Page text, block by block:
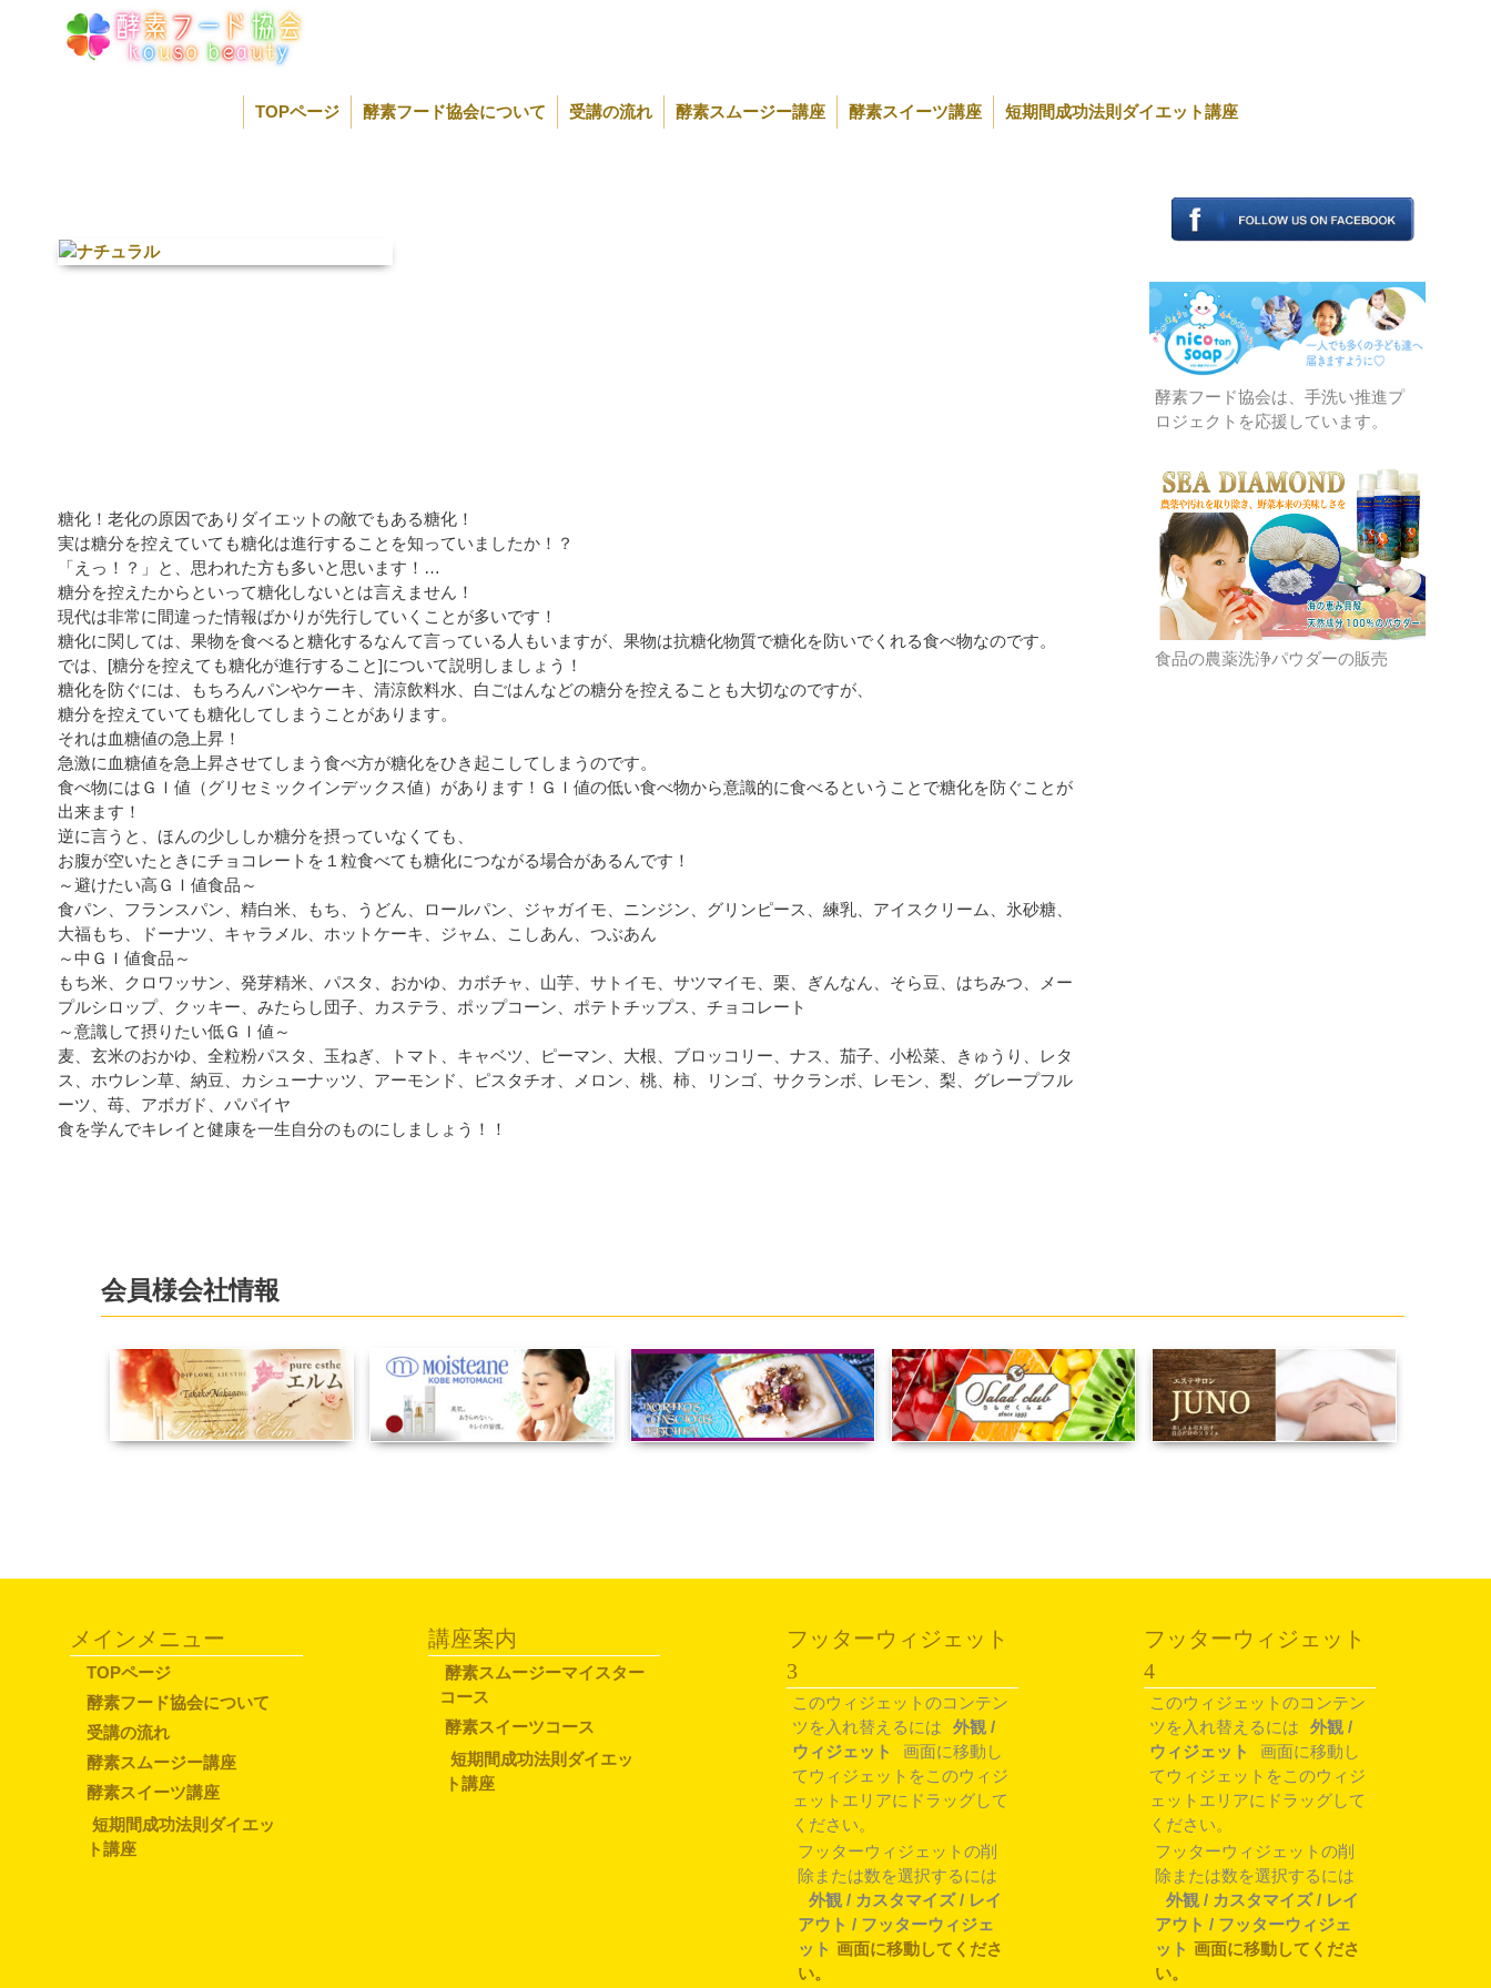
TOPページ 酵素フード協会について 受講の流れ 酵素スムージー講座 酵素スイーツ講座 短期間成功法則ダイエット講座
糖化！老化の原因でありダイエットの敵でもある糖化！
実は糖分を控えていても糖化は進行することを知っていましたか！？
「えっ！？」と、思われた方も多いと思います！…
糖分を控えたからといって糖化しないとは言えません！
現代は非常に間違った情報ばかりが先行していくことが多いです！
糖化に関しては、果物を食べると糖化するなんて言っている人もいますが、果物は抗糖化物質で糖化を防いでくれる食べ物なのです。
では、[糖分を控えても糖化が進行すること]について説明しましょう！
糖化を防ぐには、もちろんパンやケーキ、清涼飲料水、白ごはんなどの糖分を控えることも大切なのですが、
糖分を控えていても糖化してしまうことがあります。
それは血糖値の急上昇！
急激に血糖値を急上昇させてしまう食べ方が糖化をひき起こしてしまうのです。
食べ物にはＧＩ値（グリセミックインデックス値）があります！ＧＩ値の低い食べ物から意識的に食べるということで糖化を防ぐことが
出来ます！
逆に言うと、ほんの少ししか糖分を摂っていなくても、
お腹が空いたときにチョコレートを１粒食べても糖化につながる場合があるんです！
～避けたい高ＧＩ値食品～
食パン、フランスパン、精白米、もち、うどん、ロールパン、ジャガイモ、ニンジン、グリンピース、練乳、アイスクリーム、氷砂糖、
大福もち、ドーナツ、キャラメル、ホットケーキ、ジャム、こしあん、つぶあん
～中ＧＩ値食品～
もち米、クロワッサン、発芽精米、パスタ、おかゆ、カボチャ、山芋、サトイモ、サツマイモ、栗、ぎんなん、そら豆、はちみつ、メー
プルシロップ、クッキー、みたらし団子、カステラ、ポップコーン、ポテトチップス、チョコレート
～意識して摂りたい低ＧＩ値～
麦、玄米のおかゆ、全粒粉パスタ、玉ねぎ、トマト、キャベツ、ピーマン、大根、ブロッコリー、ナス、茄子、小松菜、きゅうり、レタ
ス、ホウレン草、納豆、カシューナッツ、アーモンド、ピスタチオ、メロン、桃、柿、リンゴ、サクランボ、レモン、梨、グレープフル
ーツ、苺、アボガド、パパイヤ
食を学んでキレイと健康を一生自分のものにしましょう！！
酵素フード協会は、手洗い推進プ
ロジェクトを応援しています。
食品の農薬洗浄パウダーの販売
会員様会社情報
メインメニュー
TOPページ
酵素フード協会について
受講の流れ
酵素スムージー講座
酵素スイーツ講座
短期間成功法則ダイエッ
ト講座
講座案内
酵素スムージーマイスター
コース
酵素スイーツコース
短期間成功法則ダイエッ
ト講座
フッターウィジェット
3
このウィジェットのコンテン
ツを入れ替えるには
外観 /
ウィジェット
画面に移動し
てウィジェットをこのウィジ
ェットエリアにドラッグして
ください。
フッターウィジェットの削
除または数を選択するには
外観 / カスタマイズ / レイ
アウト / フッターウィジェ
ット 画面に移動してくださ
い。
フッターウィジェット
4
このウィジェットのコンテン
ツを入れ替えるには
外観 /
ウィジェット
画面に移動し
てウィジェットをこのウィジ
ェットエリアにドラッグして
ください。
フッターウィジェットの削
除または数を選択するには
外観 / カスタマイズ / レイ
アウト / フッターウィジェ
ット 画面に移動してくださ
い。